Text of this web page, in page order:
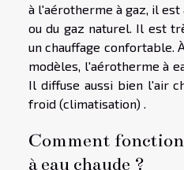
à l'aérotherme à gaz, il
ou du gaz naturel. Il est
un chauffage confortable.
modèles, l'aérotherme à
Il diffuse aussi bien l'air
froid (climatisation) .
Comment
à eau chaude ?